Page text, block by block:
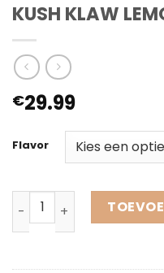
KUSH KLAW
€29.99
Flavor
KUSH KLAW LEMONADE